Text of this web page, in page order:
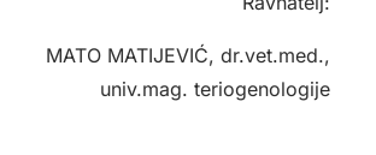
MATO MATIJEVIĆ, dr.vet.med.,
univ.mag. teriogenologije